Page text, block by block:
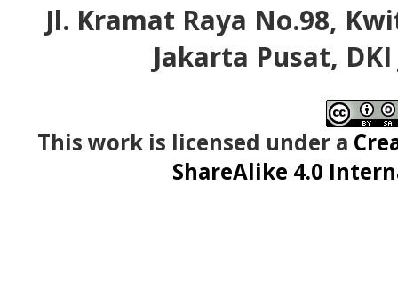
Jl. Kramat Raya No.98,
Jakarta Pusat,
This work is licensed under a
ShareAlike 4.0